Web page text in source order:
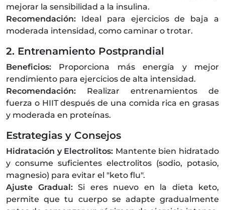
mejorar la sensibilidad a la insulina.
Recomendación: Ideal para ejercicios de baja a
moderada intensidad, como caminar o trotar.
2. Entrenamiento Postprandial
Beneficios: Proporciona más energía y mejor
rendimiento para ejercicios de alta intensidad.
Recomendación: Realizar entrenamientos de
fuerza o HIIT después de una comida rica en grasas
y moderada en proteínas.
Estrategias y Consejos
Hidratación y Electrolitos: Mantente bien hidratado
y consume suficientes electrolitos (sodio, potasio,
magnesio) para evitar el "keto flu".
Ajuste Gradual:Si eres nuevo en la dieta keto,
permite que tu cuerpo se adapte gradualmente